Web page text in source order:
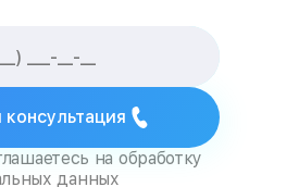
консультация
на обработку
данных